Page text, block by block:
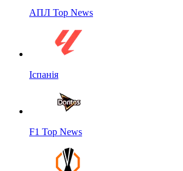
АПЛ Top News
Іспанія
F1 Top News